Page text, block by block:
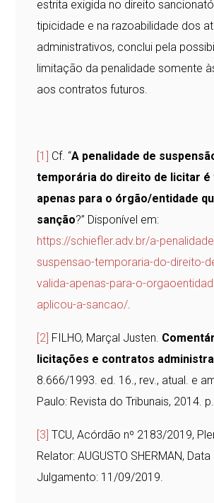
estrita exigida no direito
tipicidade e na razoabilidade dos
administrativos, conclui pela
limitação da penalidade somente
aos contratos futuros.
[1] Cf. “A penalidade de
temporária do direito de licitar é
apenas para o órgão/entidade
sanção?” Disponível em:
https://schiefler.adv.br/a-
suspensao-temporaria-do-direito-
valida-apenas-para-o-
aplicou-a-sancao/.
[2] FILHO, Marçal Justen.
licitações e contratos
8.666/1993. ed. 16., rev., atual. e
Paulo: Revista do Tribunais, 2014.
[3] TCU, Acórdão nº 2183/2019,
Relator: AUGUSTO SHERMAN, Data
Julgamento: 11/09/2019.